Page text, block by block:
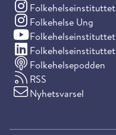
Folkehelseinstituttet
(Instagram)
Folkehelse Ung
(Instagram)
Folkehelseinstituttet
(YouTube)
Folkehelseinstituttet
(LinkedIn)
Folkehelsepodden
RSS
Nyhetsvarsel